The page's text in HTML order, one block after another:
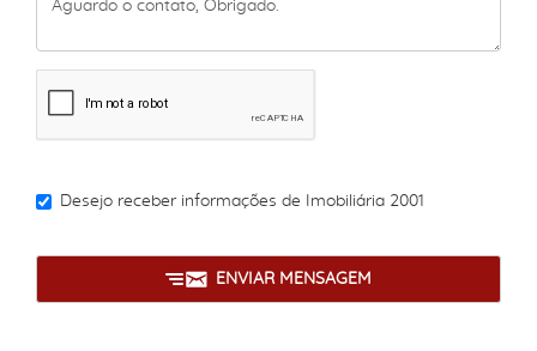
Desejo receber informações de Imobiliária 2001
ENVIAR MENSAGEM